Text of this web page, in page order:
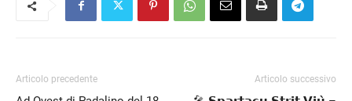
Articolo precedente Articolo successivo